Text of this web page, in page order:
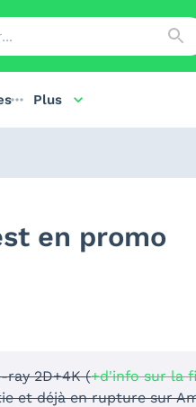
Plus
en promo
2D+4K (+d'info sur la
et déjà en rupture sur